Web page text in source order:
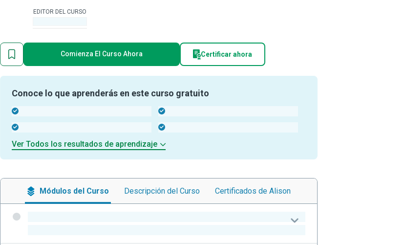
EDITOR DEL CURSO
Comienza El Curso Ahora Certificar ahora
Conoce lo que aprenderás en este curso gratuito
Ver Todos los resultados de aprendizaje
Módulos del Curso Descripción del Curso Certificados de Alison